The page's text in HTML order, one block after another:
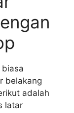
belakang
adalah
latar